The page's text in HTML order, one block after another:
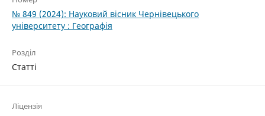
№ 849 (2024): Науковий вісник Чернівецького
університету : Географія
Розділ
Статті
Ліцензія